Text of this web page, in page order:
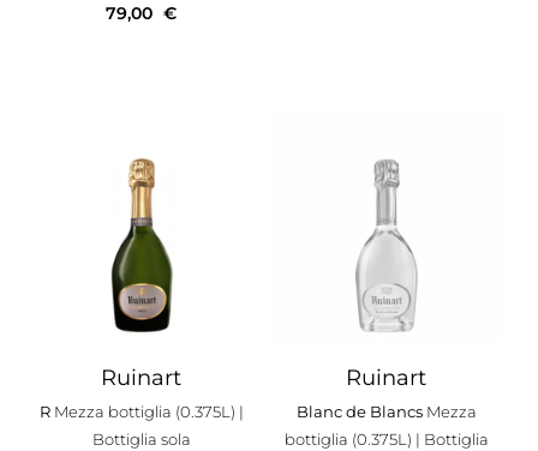
79,00 €
Ruinart
R Mezza bottiglia (0.375L) |
Bottiglia sola
Ruinart
Blanc de Blancs Mezza
bottiglia (0.375L) | Bottiglia